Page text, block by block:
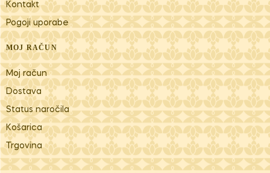
Kontakt
Pogoji uporabe
MOJ RAČUN
Moj račun
Dostava
Status naročila
Košarica
Trgovina